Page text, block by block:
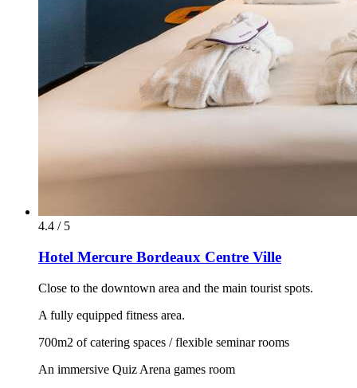
4.4 / 5
Hotel Mercure Bordeaux Centre Ville
Close to the downtown area and the main tourist spots.
A fully equipped fitness area.
700m2 of catering spaces / flexible seminar rooms
An immersive Quiz Arena games room